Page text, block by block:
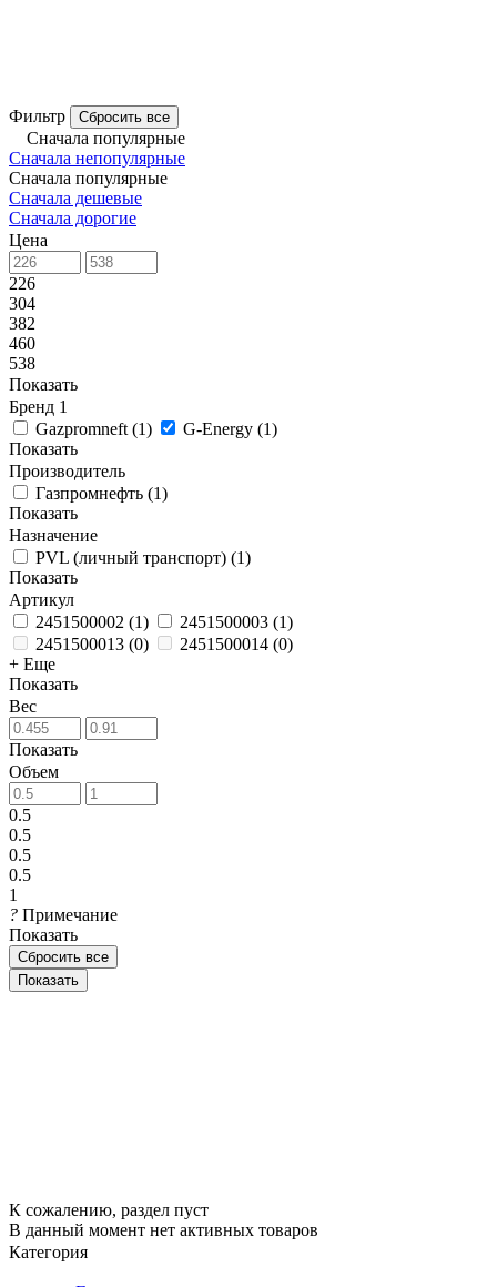
Фильтр Сбросить все
Сначала популярные
Сначала непопулярные
Сначала популярные
Сначала дешевые
Сначала дорогие
Цена
226
304
382
460
538
Показать
Бренд 1
Gazpromneft (1) G-Energy (1)
Показать
Производитель
Газпромнефть (1)
Показать
Назначение
PVL (личный транспорт) (1)
Показать
Артикул
2451500002 (1) 2451500003 (1)
2451500013 (0) 2451500014 (0)
+ Еще
Показать
Вес
Показать
Объем
0.5
0.5
0.5
0.5
1
? Примечание
Показать
Сбросить все
К сожалению, раздел пуст
В данный момент нет активных товаров
Категория